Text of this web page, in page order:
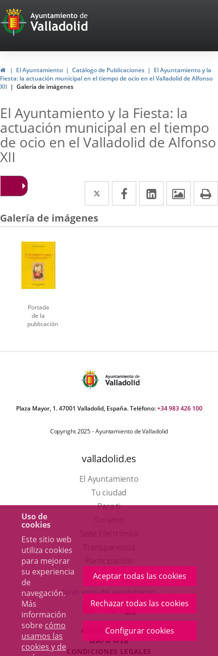
Uso de
cookies
Este sitio web
utiliza cookies
para mejorar
su experiencia
de
navegación.
Más
información
sobre cómo
usamos las
cookies y de
Aceptar todas las cookies
Rechazar todas las cookies
Configurar cookies
Portal
Web
del
Ayuntamiento
de
Valladolid
InicioEl Ayuntamiento Catálogo de Publicaciones
El Ayuntamiento y la
Fiesta: la actuación municipal en el tiempo de ocio en el Valladolid de Alfonso
XII
Galería de imágenes
El Ayuntamiento y la Fiesta: la
actuación municipal en el tiempo
de ocio en el Valladolid de Alfonso
XII
Twitter
Enlace
a
una
Facebook
Enlace
a
una
LinkedIn
Enlace
a
una
Galería de imágenes
Portada
de la
publicación
Plaza Mayor, 1. 47001 Valladolid, España. Teléfono:+34 983 426 100
Copyright 2025 - Ayuntamiento de Valladolid
valladolid.es
El Ayuntamiento
Tu ciudad
Para ti
en
una
ventana
nueva.
aplicación
externa.
Otras webs del ayuntamiento
ENLACE
A
UNA
APLICACIÓN
ENLACE
A
UNA
APLICACIÓN
ENLACE
A
UNA
ACCESIBILIDAD
MAPA WEB
CONDICIONES LEGALES